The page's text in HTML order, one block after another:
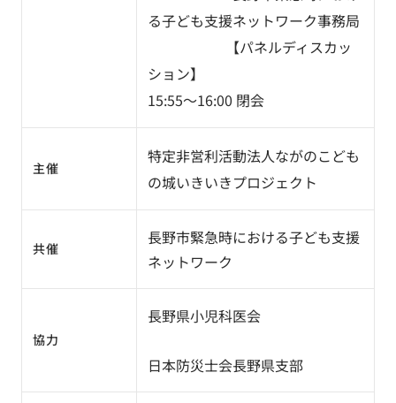
る子ども支援ネットワーク事務局
【パネルディスカッ
ション】
15:55～16:00 閉会
主催
特定非営利活動法人ながのこども
の城いきいきプロジェクト
共催
長野市緊急時における子ども支援
ネットワーク
協力
長野県小児科医会
日本防災士会長野県支部